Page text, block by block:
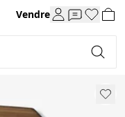
Vendre